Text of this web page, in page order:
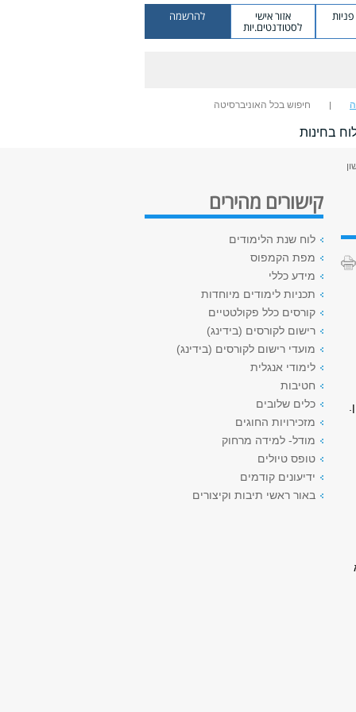
אזור אישי
לסטודנטים.יות
להרשמה
חיפוש בכל האוניברסיטה
בחינות
קישורים מהירים
לוח שנת הלימודים
מפת הקמפוס
מידע כללי
תכניות לימודים מיוחדות
קורסים כלל פקולטטיים
רישום לקורסים (בידינג)
מועדי רישום לקורסים (בידינג)
לימודי אנגלית
חטיבות
כלים שלובים
מזכירויות החוגים
מודל- למידה מרחוק
טופס טיולים
ידיעונים קודמים
באור ראשי תיבות וקיצורים